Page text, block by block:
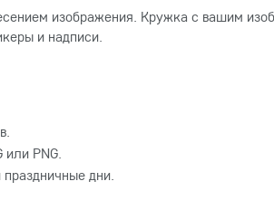
изображения. Кружка с вашим
и надписи.
или PNG.
дни.